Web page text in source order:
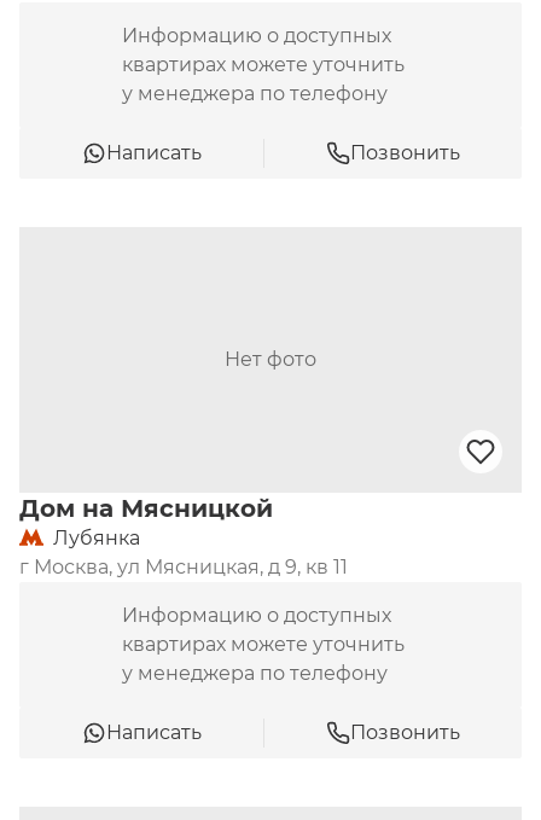
Информацию о доступных
квартирах можете уточнить
у менеджера по телефону
Написать Позвонить
Нет фото
Дом на Мясницкой
Лубянка
г Москва, ул Мясницкая, д 9, кв 11
Информацию о доступных
квартирах можете уточнить
у менеджера по телефону
Написать Позвонить